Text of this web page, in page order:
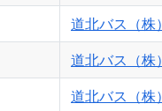
道北バス（株）
道北バス（株）
道北バス（株）